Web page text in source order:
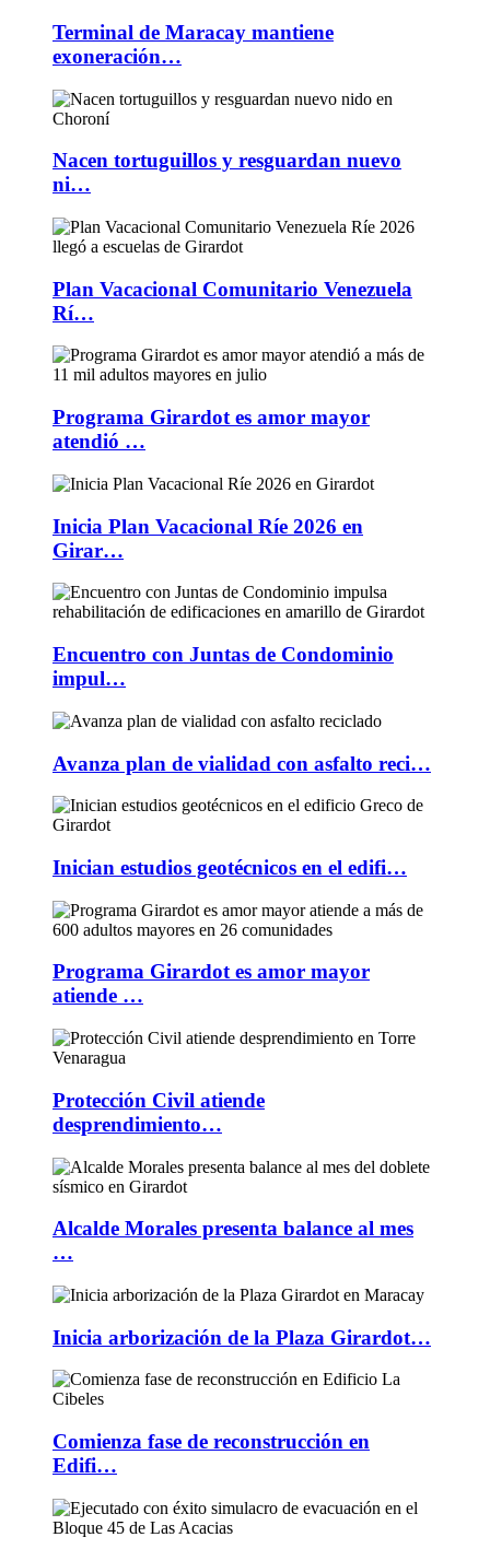
Terminal de Maracay mantiene
exoneración…
Nacen tortuguillos y resguardan nuevo
ni…
Plan Vacacional Comunitario Venezuela
Rí…
Programa Girardot es amor mayor
atendió …
Inicia Plan Vacacional Ríe 2026 en
Girar…
Encuentro con Juntas de Condominio
impul…
Avanza plan de vialidad con asfalto reci…
Inician estudios geotécnicos en el edifi…
Programa Girardot es amor mayor
atiende …
Protección Civil atiende
desprendimiento…
Alcalde Morales presenta balance al mes
…
Inicia arborización de la Plaza Girardot…
Comienza fase de reconstrucción en
Edifi…